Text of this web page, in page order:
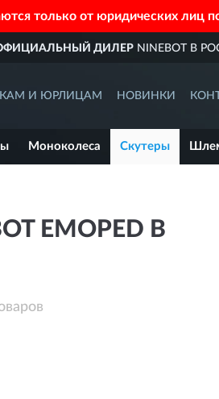
только от юридических лиц
ДИЛЕР NINEBOT В
И ЮРЛИЦАМ НОВИНКИ
Моноколеса Скутеры
EMOPED B